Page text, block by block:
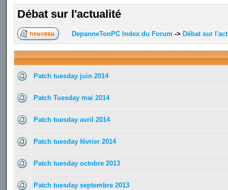
Débat sur l'actualité
DepanneTonPC Index du Forum -> Débat sur
Patch tuesday juin 2014
Patch Tuesday mai 2014
Patch tuesday avril 2014
Patch tuesday février 2014
Patch tuesday octobre 2013
Patch tuesday septembre 2013